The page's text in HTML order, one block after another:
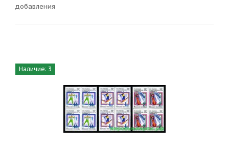
добавления
Наличие: 3